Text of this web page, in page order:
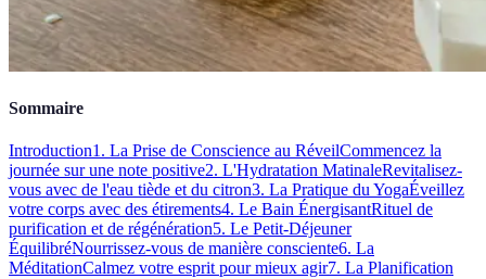
Sommaire
Introduction1. La Prise de Conscience au RéveilCommencez la
journée sur une note positive2. L'Hydratation MatinaleRevitalisez-
vous avec de l'eau tiède et du citron3. La Pratique du YogaÉveillez
votre corps avec des étirements4. Le Bain ÉnergisantRituel de
purification et de régénération5. Le Petit-Déjeuner
ÉquilibréNourrissez-vous de manière consciente6. La
MéditationCalmez votre esprit pour mieux agir7. La Planification